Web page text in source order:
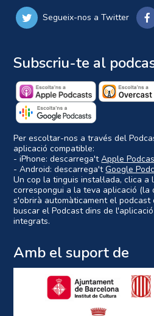
Segueix-nos a Twitter
Subscriu-te al
Per escoltar-nos a través del
aplicació compatible:
- iPhone: descarrega'tApple
- Android: descarrega'tGoogle
Un cop la tinguis instal·lada, clica a
correspongui a la teva aplicació (la
s'obrirà automàticament el podcast
buscar el Podcast dins de
integrats.
Amb el suport de